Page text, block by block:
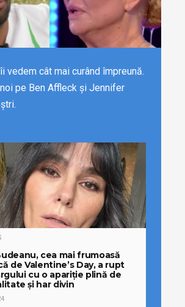
vedem cât mai curând împreună.
pe Ben Affleck și Jennifer
cea mai frumoasă
de Valentine’s Day, a rupt
cu o apariție plină de
și har divin